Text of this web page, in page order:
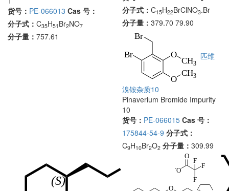
货号： PE-066013 Cas 号：
分子式： C35H51 Br2NO7
分子量： 757.61
分子式： C15H22BrClNO3.Br
分子量： 379.70 79.90
匹维
溴铵杂质10
Pinaverium Bromide Impurity
10
货号： PE-066015 Cas 号：
175844-54-9 分子式：
C9H10Br2O2 分子量： 309.99